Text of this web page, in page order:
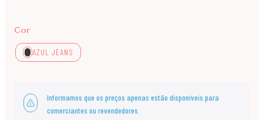
Cor
AZUL JEANS
Informamos que os preços apenas estão disponíveis para
comerciantes ou revendedores.